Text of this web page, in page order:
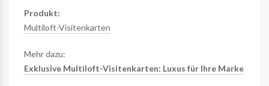
Produkt:
Multiloft-Visitenkarten
Mehr dazu:
Exklusive Multiloft-Visitenkarten: Luxus für Ihre Marke